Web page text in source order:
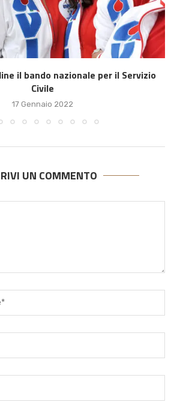
il bando nazionale per il Servizio
Civile
17 Gennaio 2022
UN COMMENTO